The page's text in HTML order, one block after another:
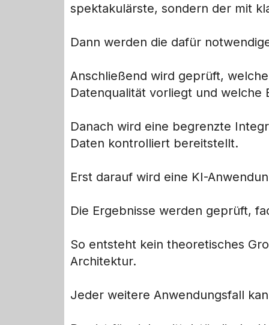
spektakulärste, sondern der mit
Dann werden die dafür
Anschließend wird geprüft,
Datenqualität vorliegt und welche
Danach wird eine begrenzte
Daten kontrolliert bereitstellt.
Erst darauf wird eine KI-
Die Ergebnisse werden geprüft,
So entsteht kein theoretisches
Architektur.
Jeder weitere Anwendungsfall